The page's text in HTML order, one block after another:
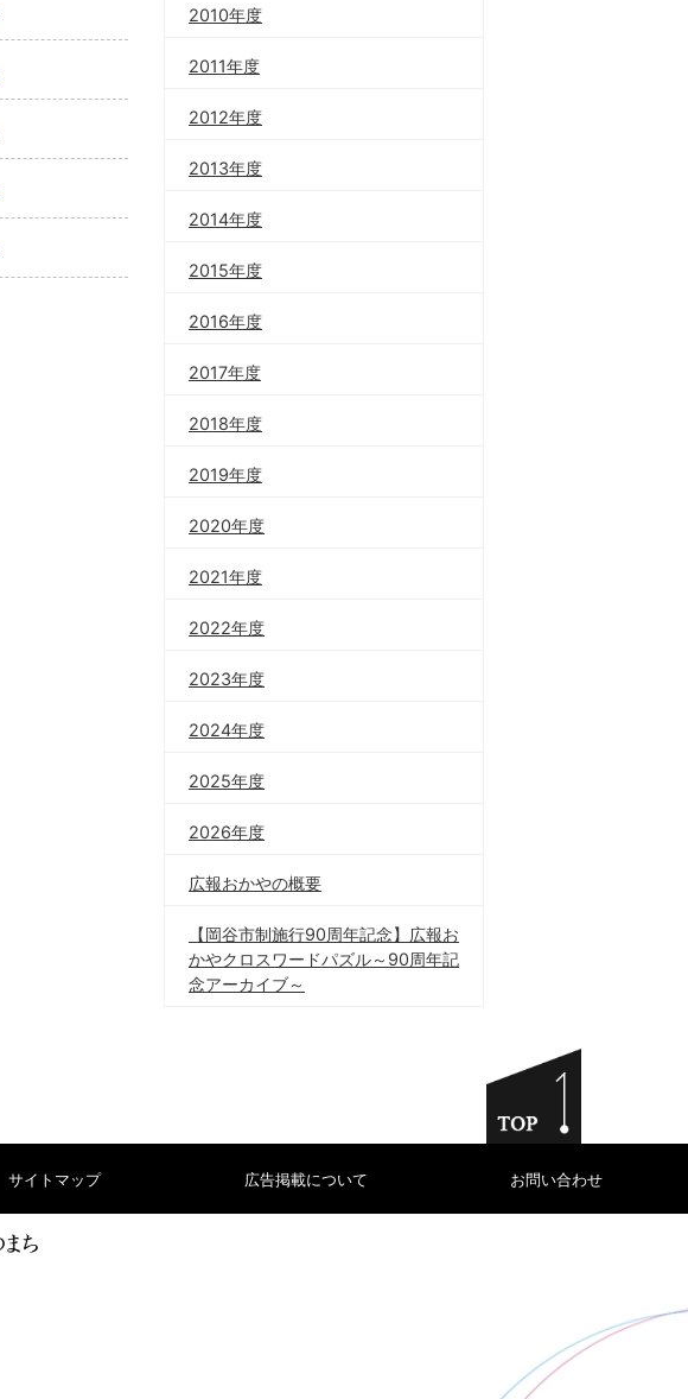
2010年度
2011年度
2012年度
2013年度
2014年度
2015年度
2016年度
2017年度
2018年度
2019年度
2020年度
2021年度
2022年度
2023年度
2024年度
2025年度
2026年度
広報おかやの概要
【岡谷市制施行90周年記念】広報お
かやクロスワードパズル～90周年記
念アーカイブ～
サイトマップ 広告掲載について お問い合わせ